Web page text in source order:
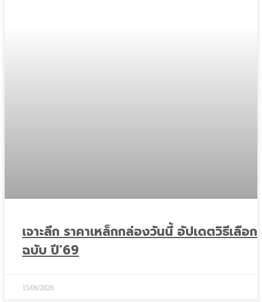
เจาะลึก ราคาเหล็กกล่องวันนี้ อัปเดตวิธีเลือ
ฉบับ ปี’69
15/06/2026